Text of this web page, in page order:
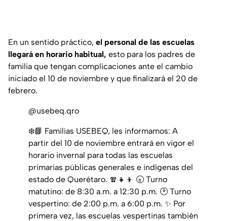
En un sentido práctico, el personal de las escuelas
llegará en horario habitual, esto para los padres de
familia que tengan complicaciones ante el cambio
iniciado el 10 de noviembre y que finalizará el 20 de
febrero.
@usebeq.qro
❄️📘 Familias USEBEQ, les informamos: A
partir del 10 de noviembre entrará en vigor el
horario invernal para todas las escuelas
primarias públicas generales e indígenas del
estado de Querétaro. 🧣👧👦 🕣 Turno
matutino: de 8:30 a.m. a 12:30 p.m. 🕑 Turno
vespertino: de 2:00 p.m. a 6:00 p.m. ✨ Por
primera vez, las escuelas vespertinas también